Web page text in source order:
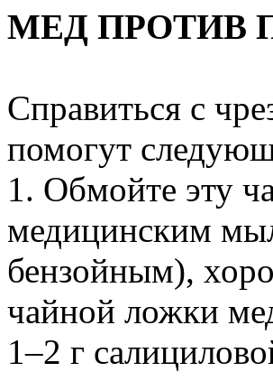
МЕД ПРОТИВ
Справиться с
помогут
1. Обмойте эту
медицинским
бензойным),
чайной ложки
1–2 г